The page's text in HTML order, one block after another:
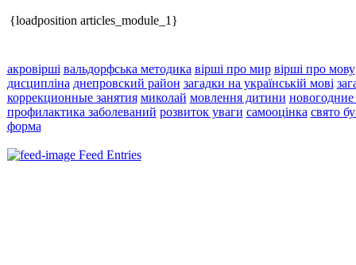
{loadposition articles_module_1}
акровірші вальдорфська методика вірші про мир вірші про мову
дисципліна днепровский район загадки на українській мові
коррекционные занятия миколай мовлення дитини
профилактика заболеваний розвиток уваги самооцінка свято
форма
Feed Entries